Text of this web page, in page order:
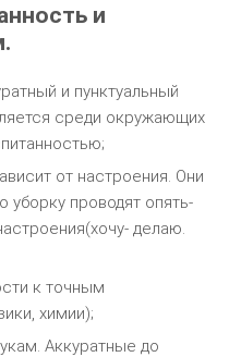
и
и пунктуальный
среди окружающих
от настроения. Они
уборку проводят опять-
делаю.
к точным
химии);
Аккуратные до